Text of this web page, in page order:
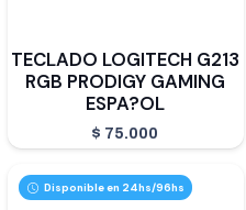
TECLADO LOGITECH G213
RGB PRODIGY GAMING
ESPA?OL
$ 75.000
Disponible en 24hs/96hs